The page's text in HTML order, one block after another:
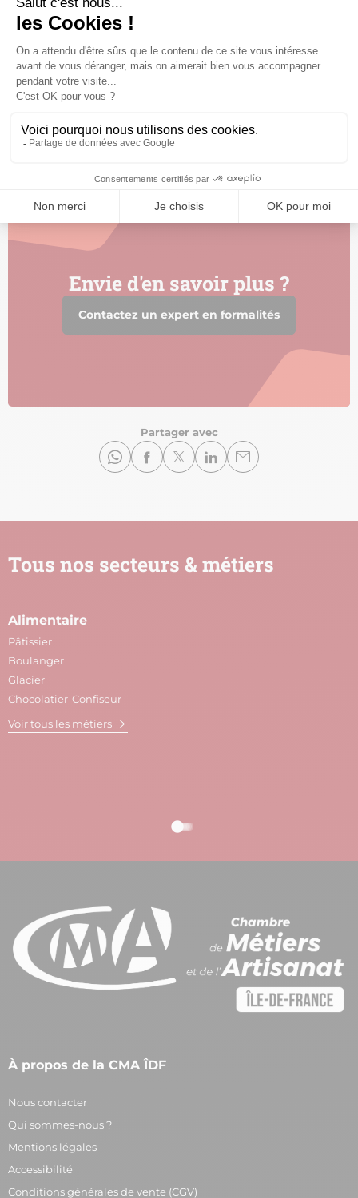
Abonnés au Pass CMA Liberté
Téléchargement(s)
Télécharger - 737.79 Ko
Envie d'en savoir plus ?
Contactez un expert en formalités
Partager avec
Tous nos secteurs & métiers
Alimentaire
Pâtissier
Boulanger
Glacier
Chocolatier-Confiseur
Voir tous les métiers
À propos de la CMA ÎDF
Nous contacter
Qui sommes-nous ?
Mentions légales
Accessibilité
Conditions générales de vente (CGV)